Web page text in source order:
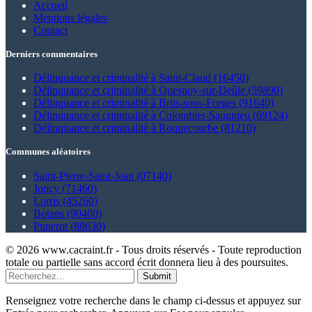
Accueil
Mentions légales
Contact
Derniers commentaires
Délinquance et criminalité à Saint-Claud (16450)
Délinquance et criminalité à Quesnoy-sur-Deûle (59890)
Délinquance et criminalité à Briis-sous-Forges (91640)
Délinquance et criminalité à Colombier-Saugnieu (69124)
Délinquance et criminalité à Roquecourbe (81210)
Communes aléatoires
Saint-Pierre-Saint-Jean (07140)
Joncy (71460)
Lorris (45260)
Botans (90400)
Punerot (88630)
© 2026 www.cacraint.fr - Tous droits réservés - Toute reproduction
totale ou partielle sans accord écrit donnera lieu à des poursuites.
Submit
Renseignez votre recherche dans le champ ci-dessus et appuyez sur